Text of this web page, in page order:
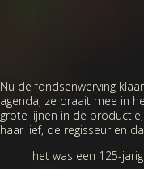
Nu de fondsenwerving
agenda, ze draait mee in
grote lijnen in de
haar lief, de regisseur en
het was een 125-